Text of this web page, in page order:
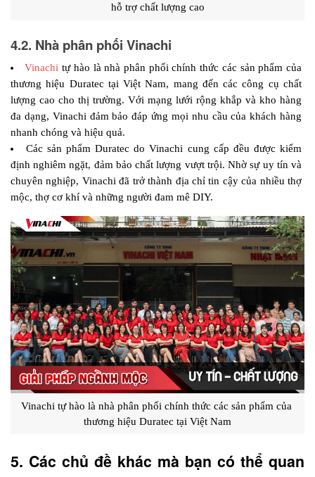
hỗ trợ chất lượng cao
4.2. Nhà phân phối Vinachi
Vinachi tự hào là nhà phân phối chính thức các sản phẩm của
thương hiệu Duratec tại Việt Nam, mang đến các công cụ chất
lượng cao cho thị trường. Với mạng lưới rộng khắp và kho hàng
đa dạng, Vinachi đảm bảo đáp ứng mọi nhu cầu của khách hàng
nhanh chóng và hiệu quả.
Các sản phẩm Duratec do Vinachi cung cấp đều được kiểm
định nghiêm ngặt, đảm bảo chất lượng vượt trội. Nhờ sự uy tín và
chuyên nghiệp, Vinachi đã trở thành địa chỉ tin cậy của nhiều thợ
mộc, thợ cơ khí và những người đam mê DIY.
Vinachi tự hào là nhà phân phối chính thức các sản phẩm của
thương hiệu Duratec tại Việt Nam
5. Các chủ đề khác mà bạn có thể quan